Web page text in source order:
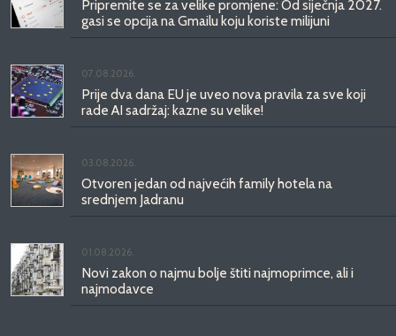
Pripremite se za velike promjene: Od siječnja 2027.
gasi se opcija na Gmailu koju koriste milijuni
07.08.2026.
Prije dva dana EU je uveo nova pravila za sve koji
rade AI sadržaj: kazne su velike!
03.08.2026.
Otvoren jedan od najvećih family hotela na
srednjem Jadranu
01.08.2026.
Novi zakon o najmu bolje štiti najmoprimce, ali i
najmodavce